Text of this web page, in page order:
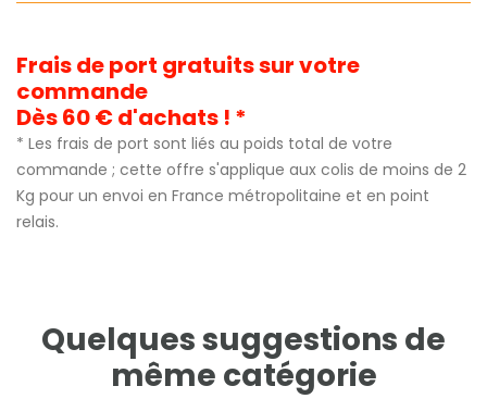
Frais de port gratuits sur votre
commande
Dès 60 € d'achats ! *
* Les frais de port sont liés au poids total de votre
commande ; cette offre s'applique aux colis de moins de 2
Kg pour un envoi en France métropolitaine et en point
relais.
Quelques suggestions de
même catégorie